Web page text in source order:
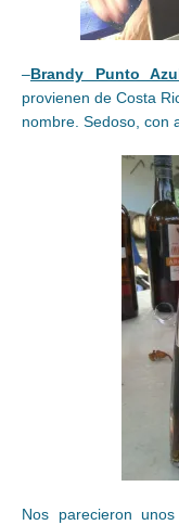
–Brandy Punto
provienen de Costa
nombre. Sedoso, con
Nos parecieron